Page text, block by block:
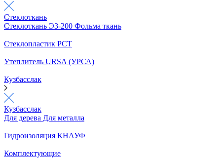
Стеклоткань
Стеклоткань ЭЗ-200 Фольма ткань
Стеклопластик РСТ
Утеплитель URSA (УРСА)
Кузбасслак
Кузбасслак
Для дерева Для металла
Гидроизоляция КНАУФ
Комплектующие